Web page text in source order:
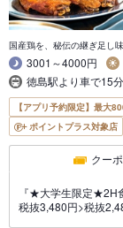
国産鶏を、秘伝の継ぎ足し味
3001～4000円
徳島駅より車で15
【アプリ予約限定】最大
ポイントプラス対象店
クー
『★大学生限定★2H
税抜3,480円>税抜